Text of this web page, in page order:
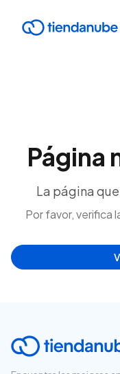
Página
La página
Por favor, verifica